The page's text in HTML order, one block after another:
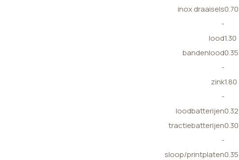
inox draaisels0.70
-
lood1.30
bandenlood0.35
-
zink1.80
-
loodbatterijen0.32
tractiebatterijen0.30
-
sloop/printplaten0.35